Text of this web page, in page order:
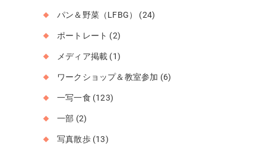
パン＆野菜（LFBG） (24)
ポートレート (2)
メディア掲載 (1)
ワークショップ＆教室参加 (6)
一写一食 (123)
一部 (2)
写真散歩(13)